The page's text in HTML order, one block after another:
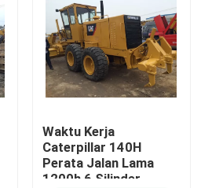
Waktu Kerja
Caterpillar 140H
Perata Jalan Lama
1200h 6 Silinder